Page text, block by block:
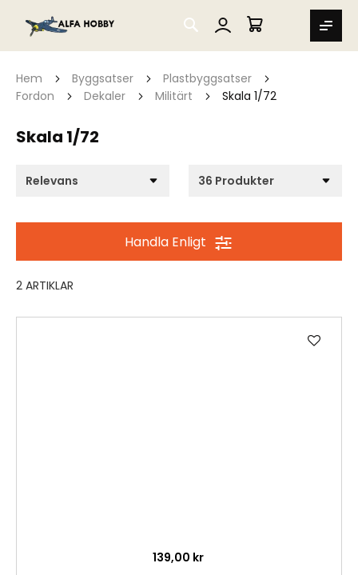
SEARCH
MIN VARUKORG
Hem Byggsatser
Plastbyggsatser
Fordon
Dekaler Militärt Skala 1/72
Skala 1/72
2 ARTIKLAR
Handla Enligt
139,00 kr